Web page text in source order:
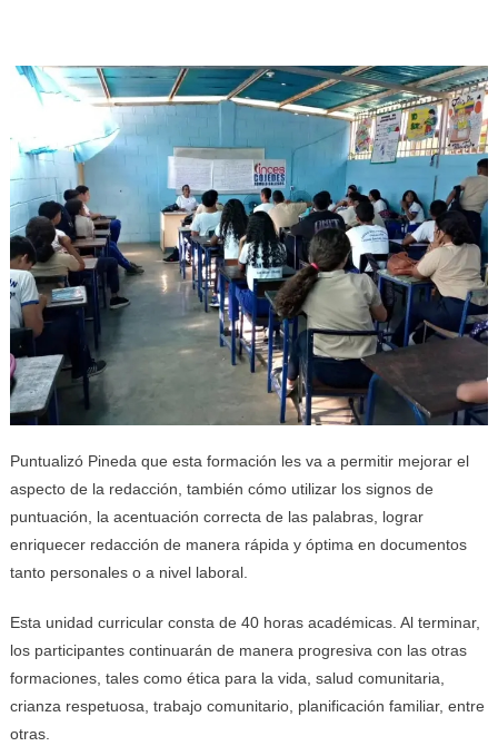
Puntualizó Pineda que esta formación les va a permitir mejorar el
aspecto de la redacción, también cómo utilizar los signos de
puntuación, la acentuación correcta de las palabras, lograr
enriquecer redacción de manera rápida y óptima en documentos
tanto personales o a nivel laboral.
Esta unidad curricular consta de 40 horas académicas. Al terminar,
los participantes continuarán de manera progresiva con las otras
formaciones, tales como ética para la vida, salud comunitaria,
crianza respetuosa, trabajo comunitario, planificación familiar, entre
otras.